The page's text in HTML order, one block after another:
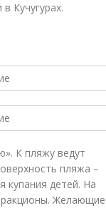
Кучугурах.
К пляжу ведут
пляжа –
купания детей. На
Желающие